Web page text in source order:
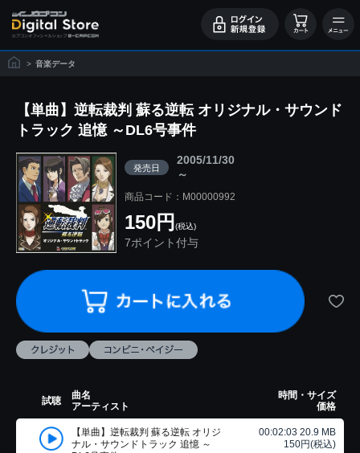
> 音楽データ
【単曲】逆転裁判 蘇る逆転 オリジナル・サウンド
トラック 追憶 ～DL6号事件
発売日
2005/11/30
～
商品コード：M00000992
150円 (税込)
7ポイント付与
試聴
曲名
アーティスト
時間・サイズ
価格
【単曲】逆転裁判 蘇る逆転 オリジ
ナル・サウンドトラック 追憶 ～
00:02:03 20.9 MB
150円(税込)